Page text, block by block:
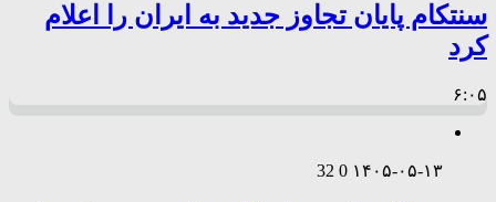
سنتکام پایان تجاوز جدید به ایران را اعلام
کرد
۶:۰۵
۱۴۰۵-۰۵-۱۳ 0
32